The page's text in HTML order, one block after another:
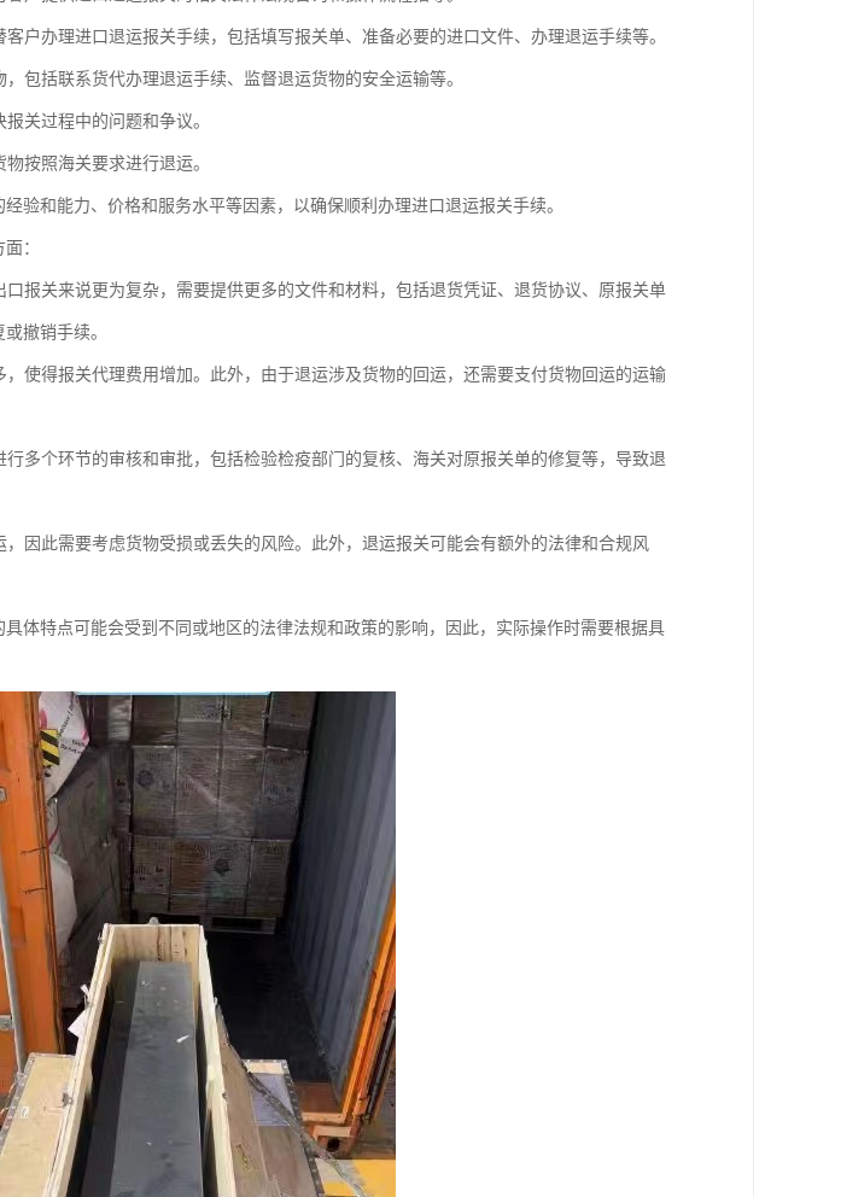
户办理进口退运报关手续，包括填写报关单、准备必要的进口文件、办理退运手续等。
包括联系货代办理退运手续、监督退运货物的安全运输等。
关过程中的问题和争议。
按照海关要求进行退运。
验和能力、价格和服务水平等因素，以确保顺利办理进口退运报关手续。
：
报关来说更为复杂，需要提供更多的文件和材料，包括退货凭证、退货协议、原报关单
撤销手续。
使得报关代理费用增加。此外，由于退运涉及货物的回运，还需要支付货物回运的运输
多个环节的审核和审批，包括检验检疫部门的复核、海关对原报关单的修复等，导致退
因此需要考虑货物受损或丢失的风险。此外，退运报关可能会有额外的法律和合规风
体特点可能会受到不同或地区的法律法规和政策的影响，因此，实际操作时需要根据具